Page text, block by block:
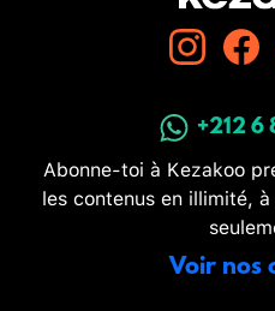
+212 6
Abonne-toi à Kezakoo
les contenus en illimité,
Voir nos